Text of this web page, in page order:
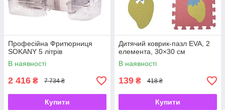
Професійна Фритюрниця
SOKANY 5 літрів
В наявності
2 416 ₴ 7 734 ₴
Купити
Дитячий коврик-пазл EVA, 2
елемента, 30×30 см
В наявності
139 ₴ 418 ₴
Купити